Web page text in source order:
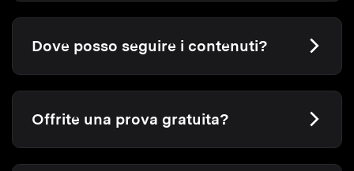
Dove posso seguire i contenuti?
Offrite una prova gratuita?